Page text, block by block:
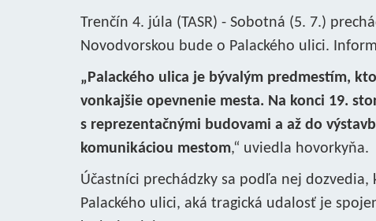
Trenčín 4. júla (TASR) - Sobotná (5. 7.)
Novodvorskou bude o Palackého ulici.
„Palackého ulica je bývalým predmestím,
vonkajšie opevnenie mesta. Na konci 19.
s reprezentačnými budovami a až do
komunikáciou mestom,“ uviedla hovorkyňa.
Účastníci prechádzky sa podľa nej
Palackého ulici, aká tragická udalosť je